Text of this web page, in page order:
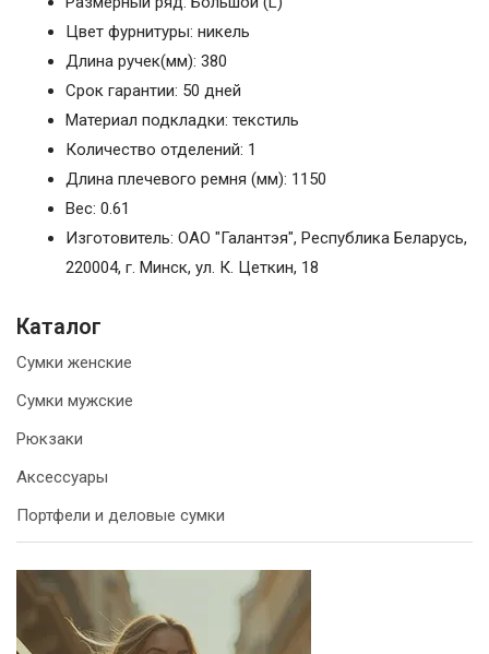
Цвет фурнитуры: никель
Длина ручек(мм): 380
Срок гарантии: 50 дней
Материал подкладки: текстиль
Количество отделений: 1
Длина плечевого ремня (мм): 1150
Вес: 0.61
Изготовитель: ОАО "Галантэя", Республика Беларусь,
220004, г. Минск, ул. К. Цеткин, 18
Каталог
Сумки женские
Сумки мужские
Рюкзаки
Аксессуары
Портфели и деловые сумки